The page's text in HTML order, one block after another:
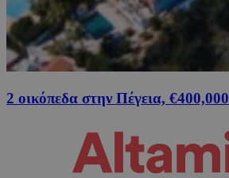
2 οικόπεδα στην Πέγεια, €400,000